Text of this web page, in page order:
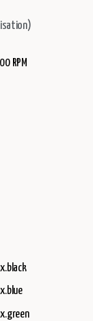
RPM